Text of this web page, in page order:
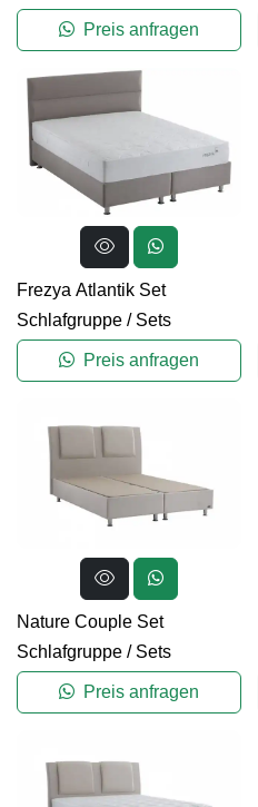
Preis anfragen
Frezya Atlantik Set
Schlafgruppe / Sets
Preis anfragen
Nature Couple Set
Schlafgruppe / Sets
Preis anfragen